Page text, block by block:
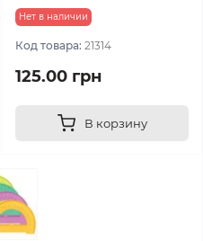
Нет в наличии
Код товара: 21314
125.00 грн
В корзину